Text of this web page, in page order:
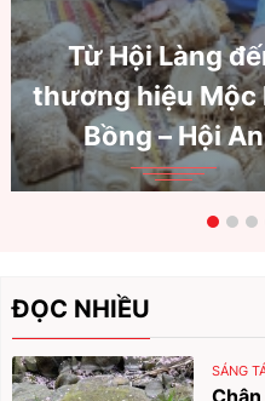
Từ Hội Làng
thương hiệu Mộc
Bồng – Hội An
ĐỌC NHIỀU
SÁNG